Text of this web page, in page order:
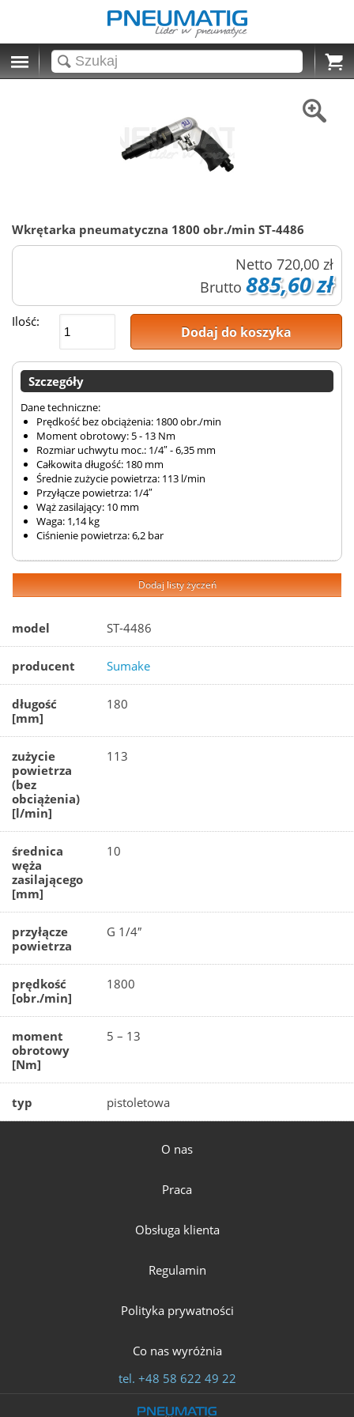
Cart
Wkrętarka pneumatyczna 1800 obr./min ST-4486
Netto 720,00 zł
Brutto 885,60 zł
Ilość:
Dodaj do koszyka
Szczegóły
Dane techniczne:
Prędkość bez obciążenia: 1800 obr./min
Moment obrotowy: 5 - 13 Nm
Rozmiar uchwytu moc.: 1/4″ - 6,35 mm
Całkowita długość: 180 mm
Średnie zużycie powietrza: 113 l/min
Przyłącze powietrza: 1/4″
Wąż zasilający: 10 mm
Waga: 1,14 kg
Ciśnienie powietrza: 6,2 bar
Dodaj listy życzeń
model ST-4486
producent Sumake
długość
[mm]
180
zużycie
powietrza
(bez
obciążenia)
[l/min]
113
średnica
węża
zasilającego
[mm]
10
przyłącze
powietrza
G 1/4″
prędkość
[obr./min]
1800
moment
obrotowy
[Nm]
5 – 13
typ pistoletowa
O nas
Praca
Obsługa klienta
Regulamin
Polityka prywatności
Co nas wyróżnia
tel. +48 58 622 49 22